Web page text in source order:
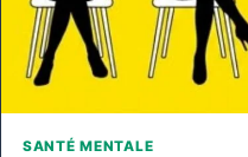
SANTÉ MENTALE